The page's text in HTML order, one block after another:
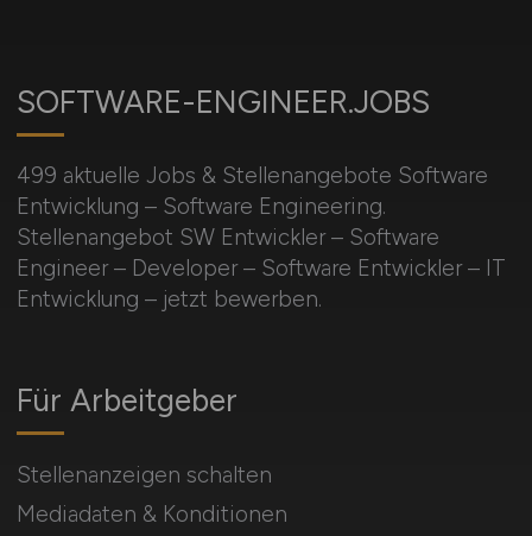
SOFTWARE-ENGINEER.JOBS
499 aktuelle Jobs & Stellenangebote Software
Entwicklung – Software Engineering.
Stellenangebot SW Entwickler – Software
Engineer – Developer – Software Entwickler – IT
Entwicklung – jetzt bewerben.
Für Arbeitgeber
Stellenanzeigen schalten
Mediadaten & Konditionen